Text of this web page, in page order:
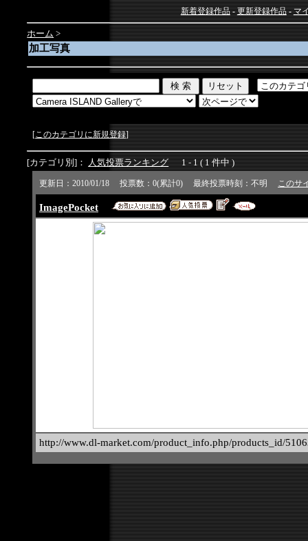
新着登録作品-更新登録作品-マ
ホーム >
加工写真
[ このカテゴリに新規登録]
[カテゴリ別]： 人気投票ランキング1 - 1 ( 1 件中 )
更新日：2010/01/18 投票数：0(累計0) 最終投票時刻：不明 このサ
ImagePocket
http://www.dl-market.com/product_info.php/products_id/